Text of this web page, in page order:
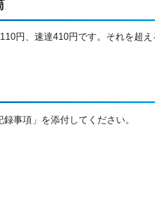
円、速達410円です。それを超
事項」を添付してください。